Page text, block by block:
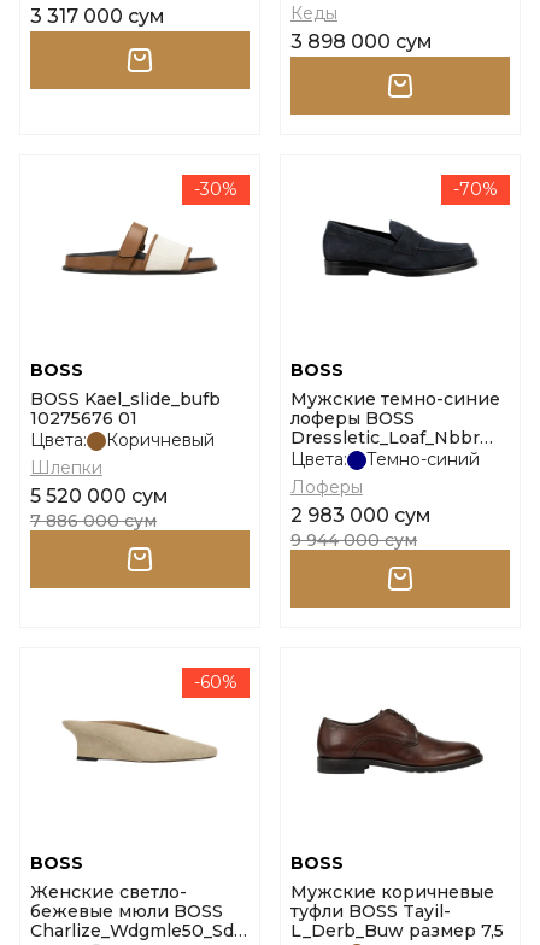
3 317 000 сум
Кеды
3 898 000 сум
-30%
BOSS
BOSS Kael_slide_bufb
10275676 01
Цвета:
Коричневый
Шлепки
5 520 000 сум
7 886 000 сум
-70%
BOSS
Мужские темно-синие
лоферы BOSS
Dressletic_Loaf_Nbbr
размер 6,5
Цвета:
Темно-синий
Лоферы
2 983 000 сум
9 944 000 сум
-60%
BOSS
Женские светло-
бежевые мюли BOSS
Charlize_Wdgmle50_Sd
BOSS
Мужские коричневые
туфли BOSS Tayil-
L_Derb_Buw размер 7,5